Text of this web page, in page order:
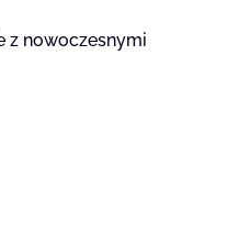
z nowoczesnymi